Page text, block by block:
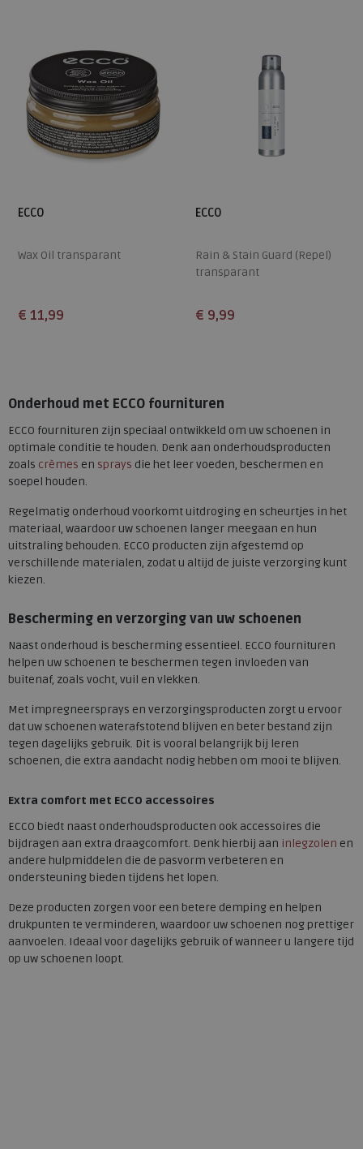
ECCO
Wax Oil transparant
€ 11,99
ECCO
Rain & Stain Guard (Repel)
transparant
€ 9,99
Onderhoud met ECCO fournituren
ECCO fournituren zijn speciaal ontwikkeld om uw schoenen in
optimale conditie te houden. Denk aan onderhoudsproducten
zoals crèmes en sprays die het leer voeden, beschermen en
soepel houden.
Regelmatig onderhoud voorkomt uitdroging en scheurtjes in het
materiaal, waardoor uw schoenen langer meegaan en hun
uitstraling behouden. ECCO producten zijn afgestemd op
verschillende materialen, zodat u altijd de juiste verzorging kunt
kiezen.
Bescherming en verzorging van uw schoenen
Naast onderhoud is bescherming essentieel. ECCO fournituren
helpen uw schoenen te beschermen tegen invloeden van
buitenaf, zoals vocht, vuil en vlekken.
Met impregneersprays en verzorgingsproducten zorgt u ervoor
dat uw schoenen waterafstotend blijven en beter bestand zijn
tegen dagelijks gebruik. Dit is vooral belangrijk bij leren
schoenen, die extra aandacht nodig hebben om mooi te blijven.
Extra comfort met ECCO accessoires
ECCO biedt naast onderhoudsproducten ook accessoires die
bijdragen aan extra draagcomfort. Denk hierbij aan inlegzolen en
andere hulpmiddelen die de pasvorm verbeteren en
ondersteuning bieden tijdens het lopen.
Deze producten zorgen voor een betere demping en helpen
drukpunten te verminderen, waardoor uw schoenen nog prettiger
aanvoelen. Ideaal voor dagelijks gebruik of wanneer u langere tijd
op uw schoenen loopt.